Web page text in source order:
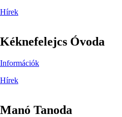
Hírek
Kéknefelejcs Óvoda
Információk
Hírek
Manó Tanoda